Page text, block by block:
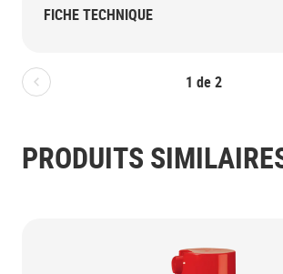
1 de2
Bolton.General.PreviousSlide
FICHE TECHNIQUE
PRODUITS